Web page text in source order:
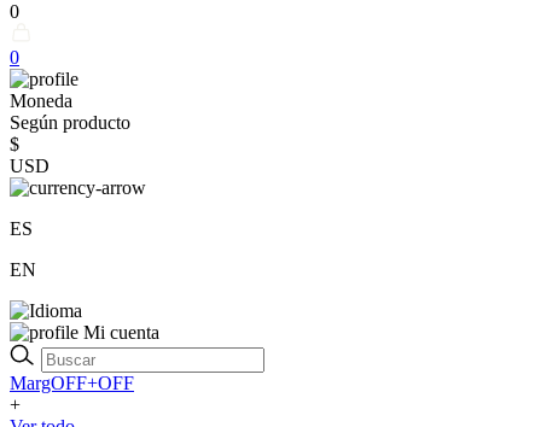
0
0
Moneda
Según producto
$
USD
ES
EN
Mi cuenta
MargOFF+OFF
+